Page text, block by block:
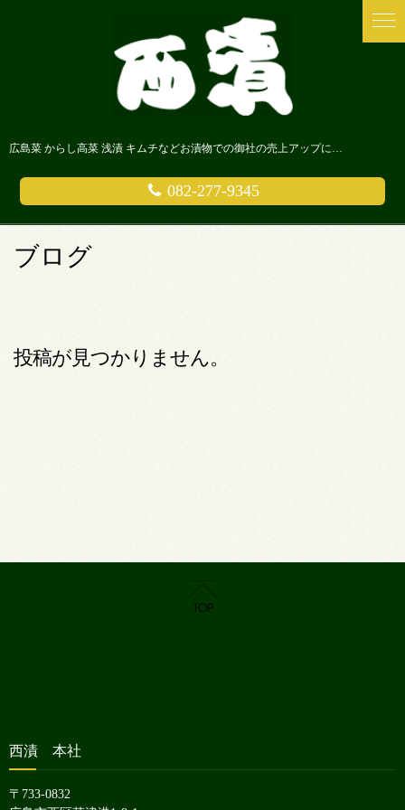
広島菜 からし高菜 浅漬 キムチなどお漬物での御社の売上アップにまじめなお漬物屋さん 西漬に是非ご相談ください。
082-277-9345
ブログ
投稿が見つかりません。
西漬 本社
〒733-0832